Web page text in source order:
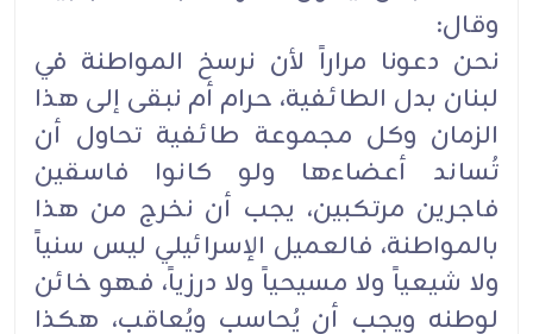
وقال:
نحن دعونا مراراً لأن نرسخ المواطنة في
لبنان بدل الطائفية، حرام أم نبقى إلى هذا
الزمان وكل مجموعة طائفية تحاول أن
تُساند أعضاءها ولو كانوا فاسقين
فاجرين مرتكبين، يجب أن نخرج من هذا
بالمواطنة، فالعميل الإسرائيلي ليس سنياً
ولا شيعياً ولا مسيحياً ولا درزياً، فهو خائن
لوطنه ويجب أن يُحاسب ويُعاقب، هكذا